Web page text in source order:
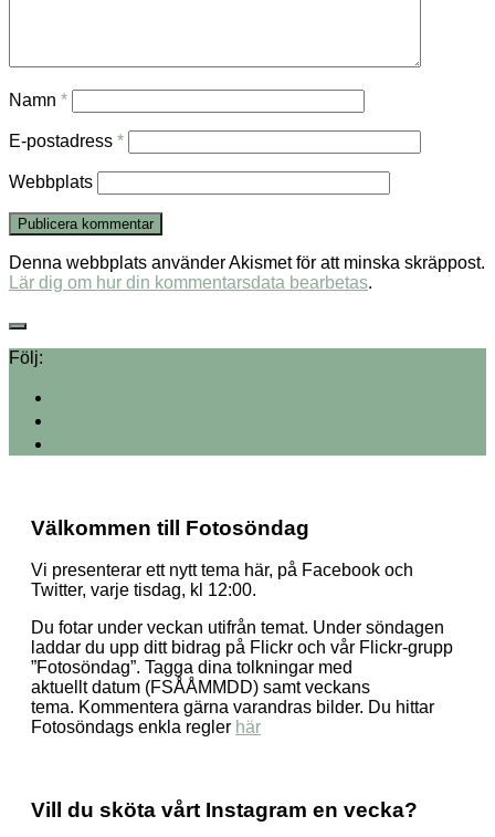
Namn *
E-postadress *
Webbplats
Denna webbplats använder Akismet för att minska skräppost.
Lär dig om hur din kommentarsdata bearbetas.
Följ:
Välkommen till Fotosöndag
Vi presenterar ett nytt tema här, på Facebook och
Twitter, varje tisdag, kl 12:00.
Du fotar under veckan utifrån temat. Under söndagen
laddar du upp ditt bidrag på Flickr och vår Flickr-grupp
”Fotosöndag”. Tagga dina tolkningar med
aktuellt datum (FSÅÅMMDD) samt veckans
tema. Kommentera gärna varandras bilder. Du hittar
Fotosöndags enkla regler här
Vill du sköta vårt Instagram en vecka?